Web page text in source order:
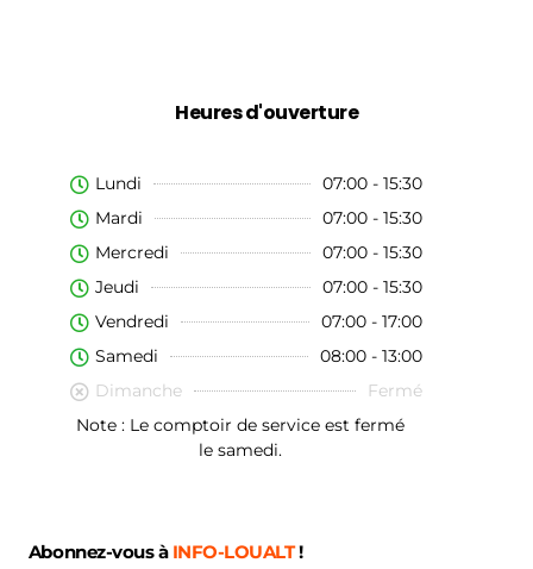
Heures d'ouverture
Lundi
07:00 - 15:30
Mardi
07:00 - 15:30
Mercredi
07:00 - 15:30
Jeudi
07:00 - 15:30
Vendredi
07:00 - 17:00
Samedi
08:00 - 13:00
Dimanche
Fermé
Note : Le comptoir de service est fermé
le samedi.
Abonnez-vous à INFO-LOUALT!